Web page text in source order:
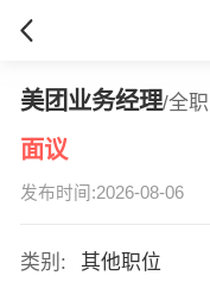
美团业务经理/全职
面议
发布时间:2026-08-06
类别:
其他职位